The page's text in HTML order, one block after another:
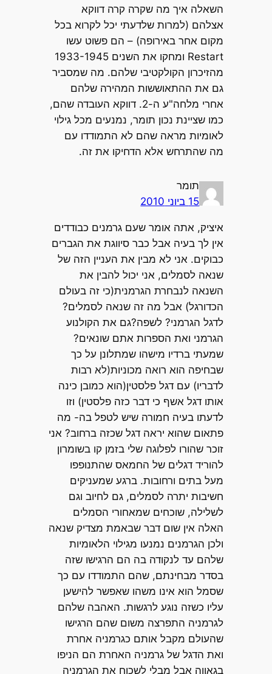
השאלה איך מה שקרה קרה דווקא
אצלהם (למרות שלדעתי יכל לקרוא בכל
מקום אחר באירופה) – הם פשוט עשו
Restart ומחקו את השנים 1933-1945
מהזיכרון הקולקטיבי שלהם. מה שמסביר
גם את ההתאוששות המהירה שלהם
אחרי מלחה"ע ה-2. דווקא העובדה שהם,
כמו שציינת נכון תומר, נמנעים מכל גילוי
לאומיות מראה שהם לא התמודדו עם
מה שהתרחש אלא הדחיקו את זה.
תומר
15 ביוני 2010
איציק, אתה אומר שעם גרמנים כבודדים
אין לך בעיה אבל כבר סיווגת את הגברים
כבוקים. אני לא מבין את העניין הזה של
שנאה לסמלים, אני יכול להבין את
השנאה לנבחרת הגרמנית(כי זה בעולם
הכדורגל) אבל מה זה שנאה לסמלים?
לדגל הגרמני? לשפה?גם את הקולנוע
הגרמני ואת הספרות אתם שונאים?
שמעתי ברדיו מישהו שמתלונן על כך
שבחיפה הוא רואה מכוניות(לא רבות
לדבריו) עם דגל פלסטין(הוא כמובן כינה
אותו דגל אשף כי דבר כזה פלסטין) וזו
לדעתו בעיה חמורה שיש לטפל בה- מה
פתאום שהוא יראה דגל שכזה ברחוב? אני
זוכר שהורו לפלוגה שלי בזמן קו בשומרון
להוריד דגלים של החמאס שהתנופפו
מעל בתים ורחובות. ברגע שמעניקים
חשיבות יתרה לסמלים, גם לחיוב וגם
לשלילה, שוכחים שמאחורי הסמלים
האלה אין שום דבר שבאמת מצדיק שנאה
ולכן הגרמנים נמנעו מגילוי הלאומיות
שלהם עד לנקודה בה הם הרגישו שזה
בסדר מבחינתם, שהם התמודדו עם כך
שסמל הוא אינו משהו שאפשר להישען
עליו כשזה נוגע לרגשות. האהבה שלהם
לגרמניה התפרצה משום שהם הרגישו
שהעולם מקבל אותם כגרמניה אחרת
ואת הדגל של גרמניה האחרת הם הניפו
בגאווה אבל מבלי לשכוח את הגרמניה